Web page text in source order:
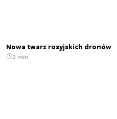
Nowa twarz rosyjskich dronów
2 min.